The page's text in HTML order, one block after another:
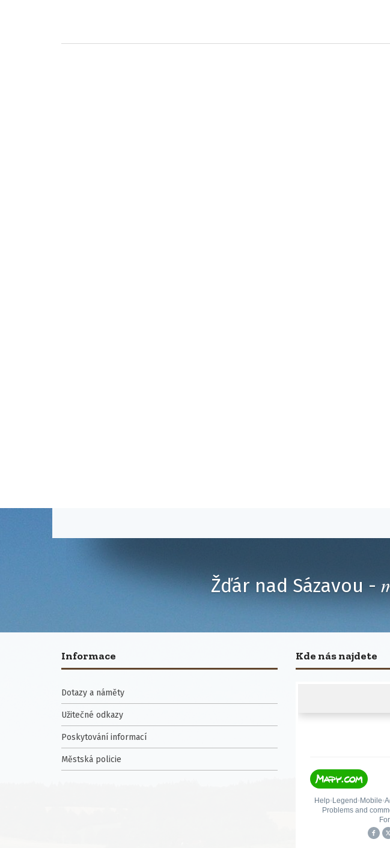
Žďár nad Sázavou -
Informace
Dotazy a náměty
Užitečné odkazy
Poskytování informací
Městská policie
Kde nás najdete